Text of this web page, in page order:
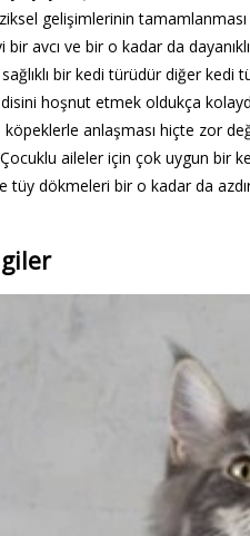
gelişimlerinin
avcı ve bir o kadar da
bir kedi türüdür diğer kedi
hoşnut etmek oldukça
anlaşması hiçte zor
aileler için çok uygun bir
dökmeleri bir o kadar da